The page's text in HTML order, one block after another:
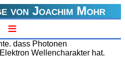
von Joachim Mohr
≡
dass Photonen
Wellencharakter hat.